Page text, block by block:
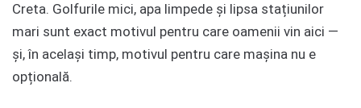
Creta. Golfurile mici, apa limpede și lipsa stațiunilor
mari sunt exact motivul pentru care oamenii vin aici —
și, în același timp, motivul pentru care mașina nu e
opțională.